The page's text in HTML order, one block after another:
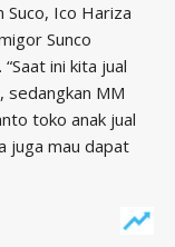
Ico Hariza
Sunco
ini kita jual
sedangkan MM
toko anak jual
juga mau dapat